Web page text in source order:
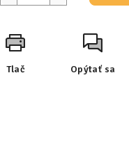
Tlač Opýtať sa